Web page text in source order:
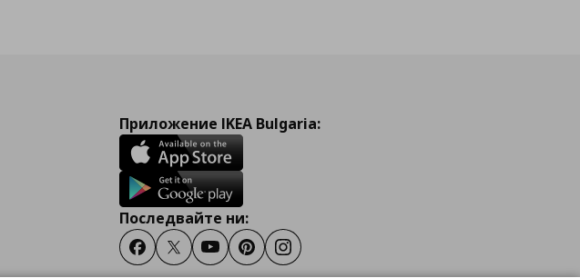
Приложение IKEA Bulgaria:
Последвайте ни:
FacebookTwitterYoutubePinterestInstagram